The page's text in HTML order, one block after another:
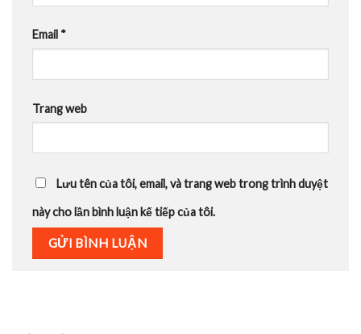
Email *
Trang web
Lưu tên của tôi, email, và trang web trong trình duyệt
này cho lần bình luận kế tiếp của tôi.